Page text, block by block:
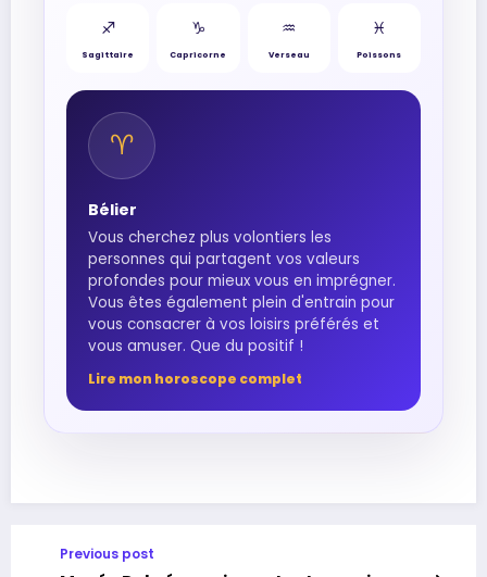
♐︎
Sagittaire
♑︎
Capricorne
♒︎
Verseau
♓︎
Poissons
♈︎
Bélier
Vous cherchez plus volontiers les
personnes qui partagent vos valeurs
profondes pour mieux vous en imprégner.
Vous êtes également plein d'entrain pour
vous consacrer à vos loisirs préférés et
vous amuser. Que du positif !
Lire mon horoscope complet
Previous post